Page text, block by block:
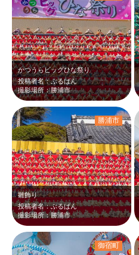
かつうらビッグひな祭り
投稿者名：ぶるばん
撮影場所：勝浦市
雛飾り
投稿者名：ぶるばん
撮影場所：勝浦市
勝浦市
御宿町